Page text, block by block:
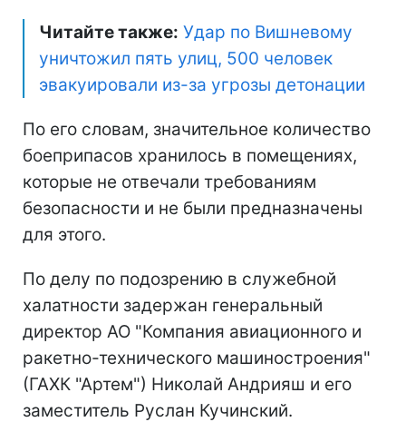
Читайте также: Удар по Вишневому
уничтожил пять улиц, 500 человек
эвакуировали из-за угрозы детонации
По его словам, значительное количество
боеприпасов хранилось в помещениях,
которые не отвечали требованиям
безопасности и не были предназначены
для этого.
По делу по подозрению в служебной
халатности задержан генеральный
директор АО "Компания авиационного и
ракетно-технического машиностроения"
(ГАХК "Артем") Николай Андрияш и его
заместитель Руслан Кучинский.